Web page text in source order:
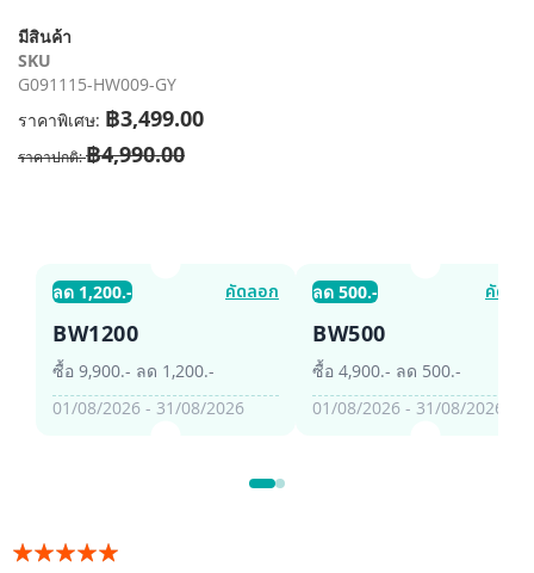
รูปภาพ
มีสินค้า
SKU
G091115-HW009-GY
ราคาพิเศษ ฿3,499.00
ราคาปกติ ฿4,990.00
ลด 1,200.- คัดลอก
BW1200
ซื้อ 9,900.- ลด 1,200.-
01/08/2026 - 31/08/2026
ลด 500.- คัดลอ
BW500
ซื้อ 4,900.- ลด 500.-
01/08/2026 - 31/08/2026
อันดับ: